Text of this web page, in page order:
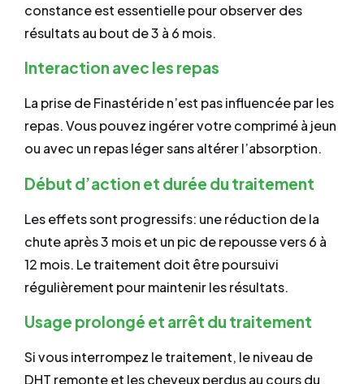
constance est essentielle pour observer des
résultats au bout de 3 à 6 mois.
Interaction avec les repas
La prise de Finastéride n’est pas influencée par les
repas. Vous pouvez ingérer votre comprimé à jeun
ou avec un repas léger sans altérer l’absorption.
Début d’action et durée du traitement
Les effets sont progressifs: une réduction de la
chute après 3 mois et un pic de repousse vers 6 à
12 mois. Le traitement doit être poursuivi
régulièrement pour maintenir les résultats.
Usage prolongé et arrêt du traitement
Si vous interrompez le traitement, le niveau de
DHT remonte et les cheveux perdus au cours du